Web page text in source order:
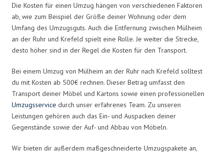
Die Kosten für einen Umzug hängen von verschiedenen Faktoren
ab, wie zum Beispiel der Größe deiner Wohnung oder dem
Umfang des Umzugsguts. Auch die Entfernung zwischen Mülheim
an der Ruhr und Krefeld spielt eine Rolle. Je weiter die Strecke,
desto höher sind in der Regel die Kosten für den Transport.
Bei einem Umzug von Mülheim an der Ruhr nach Krefeld solltest
du mit Kosten ab 500€ rechnen. Dieser Betrag umfasst den
Transport deiner Möbel und Kartons sowie einen professionellen
Umzugsservice durch unser erfahrenes Team. Zu unseren
Leistungen gehören auch das Ein- und Auspacken deiner
Gegenstände sowie der Auf- und Abbau von Möbeln.
Wir bieten dir außerdem maßgeschneiderte Umzugspakete an,